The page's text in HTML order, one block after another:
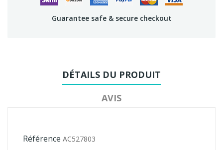
Guarantee safe & secure checkout
DÉTAILS DU PRODUIT
AVIS
Référence AC527803